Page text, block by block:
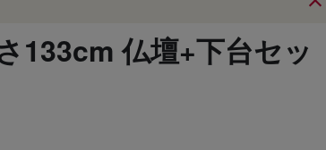
133cm 仏壇+下台セッ